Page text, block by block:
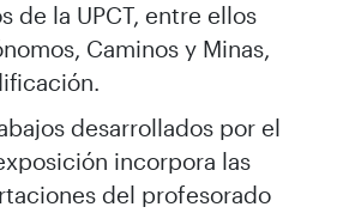
de la UPCT, entre ellos
Caminos y Minas,
desarrollados por el
incorpora las
del profesorado